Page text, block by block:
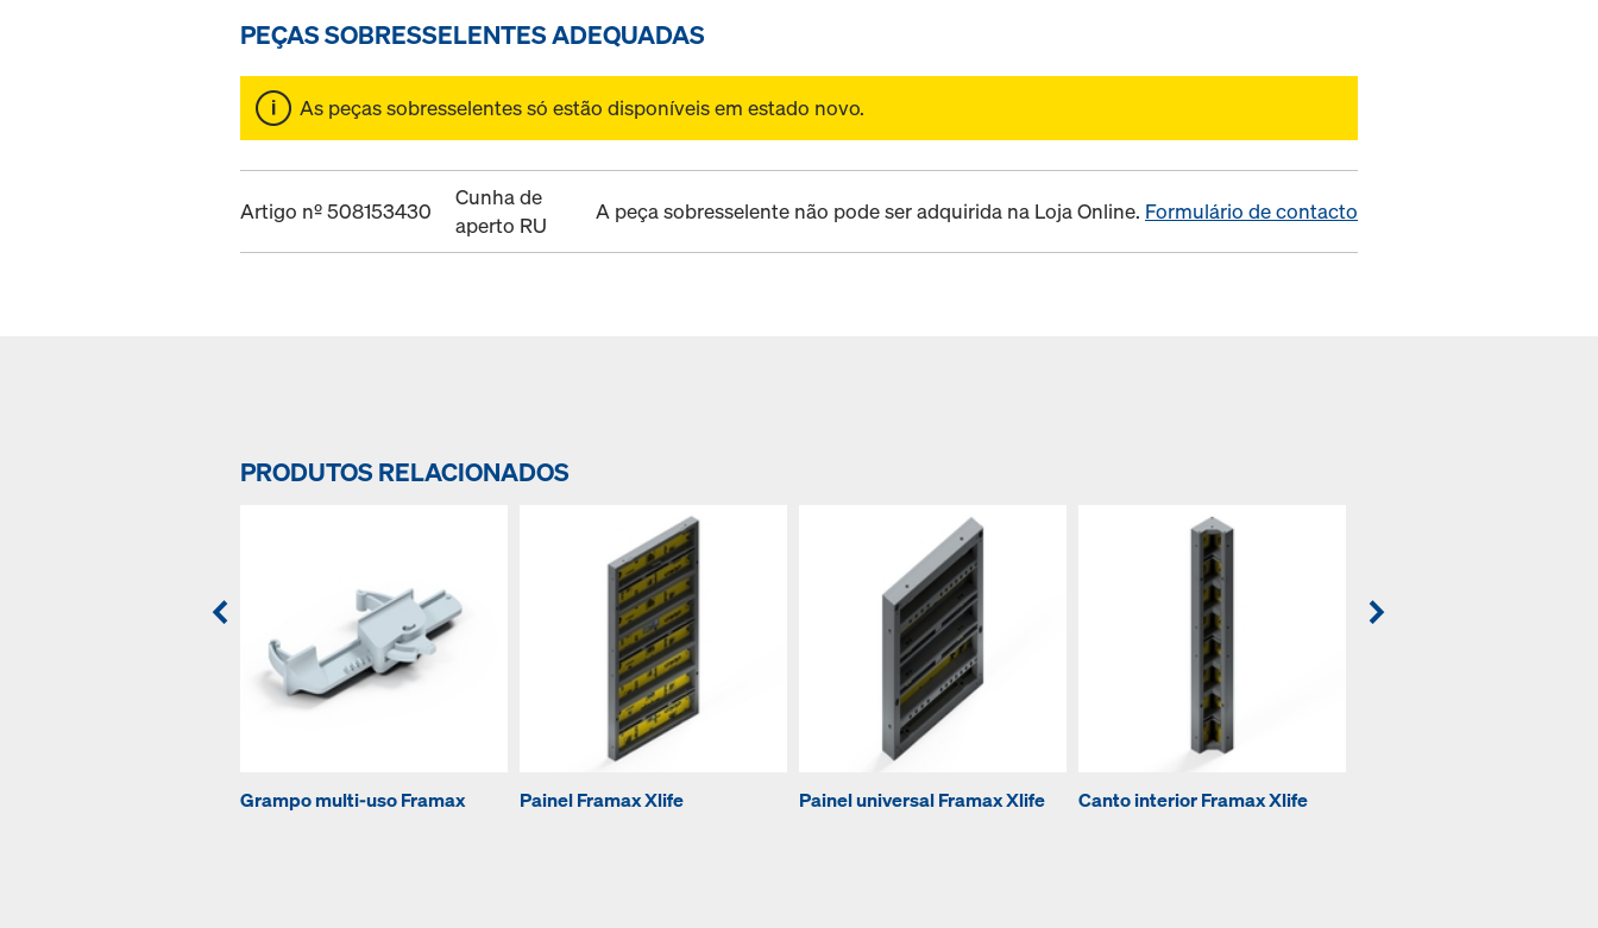
PEÇAS SOBRESSELENTES ADEQUADAS
As peças sobresselentes só estão disponíveis em estado novo.
Artigo nº 508153430
Cunha de
aperto RU
A peça sobresselente não pode ser adquirida na Loja Online. Formulário de contacto
PRODUTOS RELACIONADOS
Grampo multi-uso Framax Painel Framax Xlife Painel universal Framax Xlife Canto interior Framax Xlife